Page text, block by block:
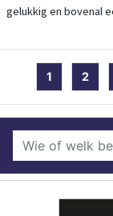
gelukkig en bovenal
1 2